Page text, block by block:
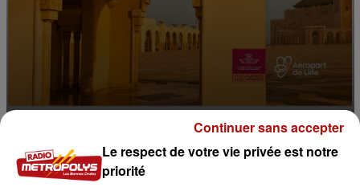
0:00
Le respect de votre vie privée est notre
priorité
Continuer sans accepter